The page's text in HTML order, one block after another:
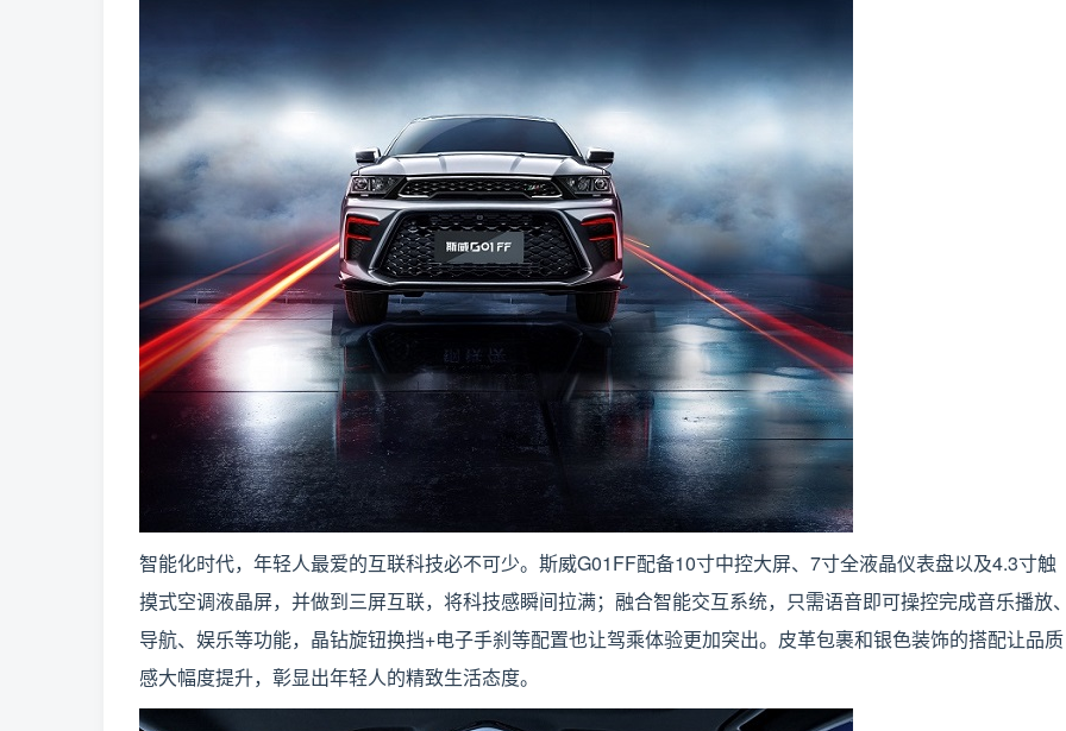
智能化时代，年轻人最爱的互联科技必不可少。斯威G01FF配备10寸中控大屏、7寸全液晶仪表盘以及4.3寸触
摸式空调液晶屏，并做到三屏互联，将科技感瞬间拉满；融合智能交互系统，只需语音即可操控完成音乐播放
导航、娱乐等功能，晶钻旋钮换挡+电子手刹等配置也让驾乘体验更加突出。皮革包裹和银色装饰的搭配让品质
感大幅度提升，彰显出年轻人的精致生活态度。